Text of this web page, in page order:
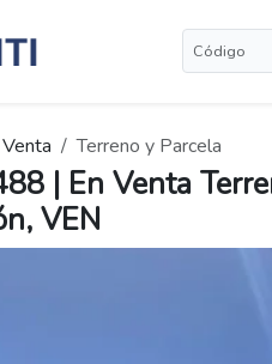
Venta Terreno y Parcela
| En Venta
VEN